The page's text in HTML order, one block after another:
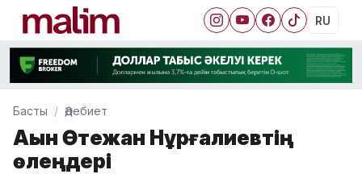
RU
Басты Әдебиет
Ақын Өтежан Нұрғалиевтің
өлеңдері